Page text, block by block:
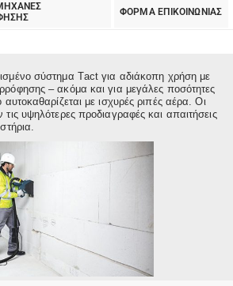
ΦΟΡΜΑ ΕΠΙΚΟΙΝΩΝΙΑΣ
σύστημα Τact για αδιάκοπη χρήση με
– ακόμα και για μεγάλες ποσότητες
με ισχυρές ριπές αέρα. Οι
υψηλότερες προδιαγραφές και απαιτήσεις